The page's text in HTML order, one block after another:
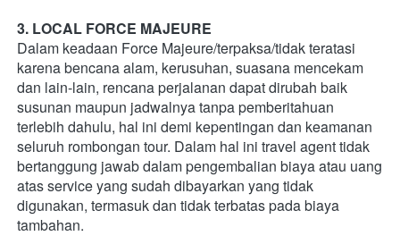
3. LOCAL FORCE MAJEURE
Dalam keadaan Force Majeure/terpaksa/tidak teratasi
karena bencana alam, kerusuhan, suasana mencekam
dan lain-lain, rencana perjalanan dapat dirubah baik
susunan maupun jadwalnya tanpa pemberitahuan
terlebih dahulu, hal ini demi kepentingan dan keamanan
seluruh rombongan tour. Dalam hal ini travel agent tidak
bertanggung jawab dalam pengembalian biaya atau uang
atas service yang sudah dibayarkan yang tidak
digunakan, termasuk dan tidak terbatas pada biaya
tambahan.